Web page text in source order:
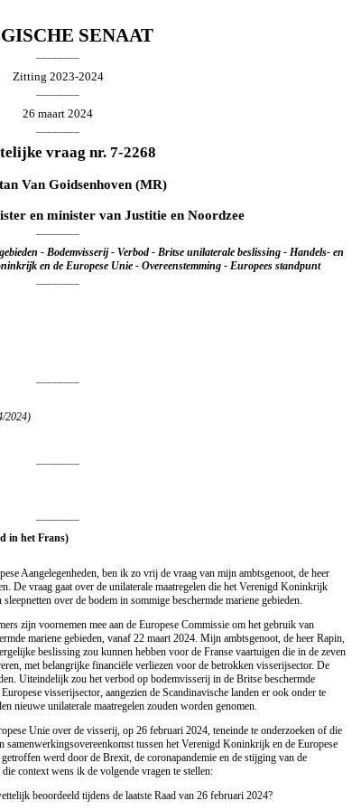
SENAAT
Zitting 2023-2024
26 maart 2024
vraag nr. 7-2268
Van Goidsenhoven(MR)
en minister van Justitie en Noordzee
- Bodemvisserij - Verbod - Britse unilaterale beslissing - Handels- en
en de Europese Unie - Overeenstemming - Europees standpunt
2024)
in het Frans)
Aangelegenheden, ben ik zo vrij de vraag van mijn ambtsgenoot, de heer
De vraag gaat over de unilaterale maatregelen die het Verenigd Koninkrijk
over de bodem in sommige beschermde mariene gebieden.
zijn voornemen mee aan de Europese Commissie om het gebruik van
mariene gebieden, vanaf 22 maart 2024. Mijn ambtsgenoot, de heer Rapin,
beslissing zou kunnen hebben voor de Franse vaartuigen die in de zeven
met belangrijke financiële verliezen voor de betrokken visserijsector. De
Uiteindelijk zou het verbod op bodemvisserij in de Britse beschermde
visserijsector, aangezien de Scandinavische landen er ook onder te
nieuwe unilaterale maatregelen zouden worden genomen.
Unie over de visserij, op 26 februari 2024, teneinde te onderzoeken of die
samenwerkingsovereenkomst tussen het Verenigd Koninkrijk en de Europese
werd door de Brexit, de coronapandemie en de stijging van de
context wens ik de volgende vragen te stellen:
beoordeeld tijdens de laatste Raad van 26 februari 2024?